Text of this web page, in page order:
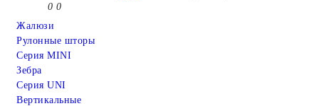
0 0
Жалюзи
Рулонные шторы
Серия MINI
Зебра
Серия UNI
Вертикальные